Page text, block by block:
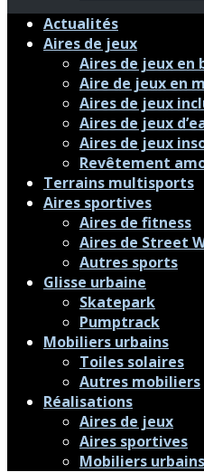
Actualités
Aires de jeux
Aires de jeux en
Aire de jeux en
Aires de jeux
Aires de jeux
Aires de jeux
Revêtement
Terrains multisports
Aires sportives
Aires de fitness
Aires de Street
Autres sports
Glisse urbaine
Skatepark
Pumptrack
Mobiliers urbains
Toiles solaires
Autres mobiliers
Réalisations
Aires de jeux
Aires sportives
Mobiliers urbains